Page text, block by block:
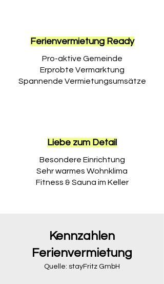
Ferienvermietung Ready
Pro-aktive Gemeinde
Erprobte Vermarktung
Spannende Vermietungsumsätze
Liebe zum Detail
Besondere Einrichtung
Sehr warmes Wohnklima
Fitness & Sauna im Keller
Kennzahlen
Ferienvermietung
Quelle: stayFritz GmbH